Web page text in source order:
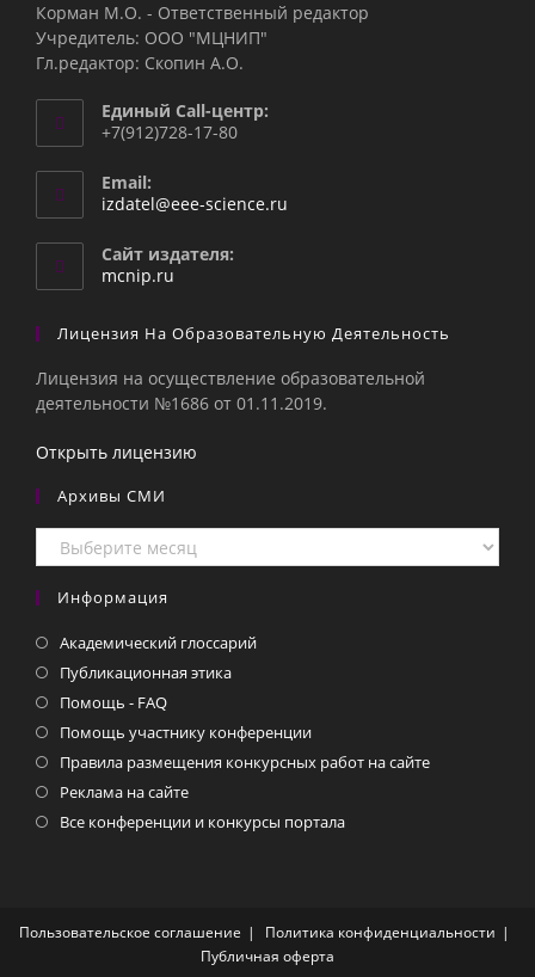
Корман М.О. - Ответственный редактор
Учредитель: ООО "МЦНИП"
Гл.редактор: Скопин А.О.
Единый Call-центр:
+7(912)728-17-80
Email:
izdatel@eee-science.ru
Сайт издателя:
mcnip.ru
Лицензия На Образовательную Деятельность
Лицензия на осуществление образовательной
деятельности №1686 от 01.11.2019.
Открыть лицензию
Архивы СМИ
Архивы
СМИ
Информация
Академический глоссарий
Публикационная этика
Помощь - FAQ
Помощь участнику конференции
Правила размещения конкурсных работ на сайте
Реклама на сайте
Все конференции и конкурсы портала
Пользовательское соглашение
Политика конфиденциальности
Публичная оферта